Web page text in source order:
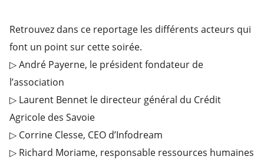
Retrouvez dans ce reportage les différents acteurs qui
font un point sur cette soirée.
▷ André Payerne, le président fondateur de
l’association
▷ Laurent Bennet le directeur général du Crédit
Agricole des Savoie
▷ Corrine Clesse, CEO d’Infodream
▷ Richard Moriame, responsable ressources humaines